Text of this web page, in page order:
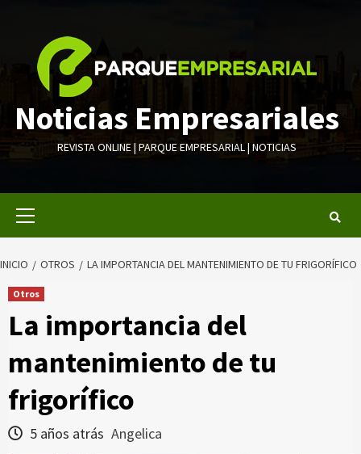
contenido
Noticias Empresariales
REVISTA ONLINE | PARQUE EMPRESARIAL | NOTICIAS
INICIO OTROS LA IMPORTANCIA DEL MANTENIMIENTO DE TU FRIGORÍFICO
Otros
La importancia del
mantenimiento de tu
frigorífico
5 años atrás Angelica